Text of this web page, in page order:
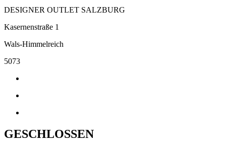
DESIGNER OUTLET SALZBURG
Kasernenstraße 1
Wals-Himmelreich
5073
GESCHLOSSEN